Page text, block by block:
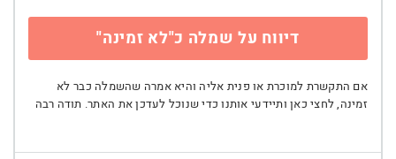
דיווח על שמלה כ"לא זמינה"
אם התקשרת למוכרת או פנית אליה והיא אמרה שהשמלה כבר לא
זמינה, לחצי כאן ותיידעי אותנו כדי שנוכל לעדכן את האתר. תודה רבה